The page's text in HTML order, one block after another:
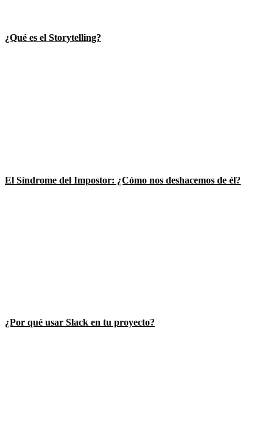
¿Qué es el Storytelling?
El Síndrome del Impostor: ¿Cómo nos deshacemos de él?
¿Por qué usar Slack en tu proyecto?